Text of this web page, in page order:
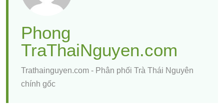
Phong
TraThaiNguyen.com
Trathainguyen.com - Phân phối Trà Thái Nguyên
chính gốc